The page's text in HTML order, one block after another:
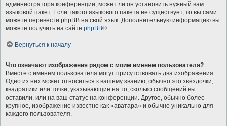
администратора конференции, может ли он установить нужный вам
языковой пакет. Если такого языкового пакета не существует, то вы сами
можете перевести phpBB на свой язык. Дополнительную информацию вы
можете получить на сайте phpBB®.
Вернуться к началу
Что означают изображения рядом с моим именем пользователя?
Вместе с именем пользователя могут присутствовать два изображения.
Одно из них может относиться к вашему званию, обычно это звёздочки,
квадратики или точки, указывающие на то, сколько сообщений вы
оставили, или на ваш статус на конференции. Другое, обычно более
крупное, изображение известно как «аватара» и обычно уникально для
каждого пользователя.